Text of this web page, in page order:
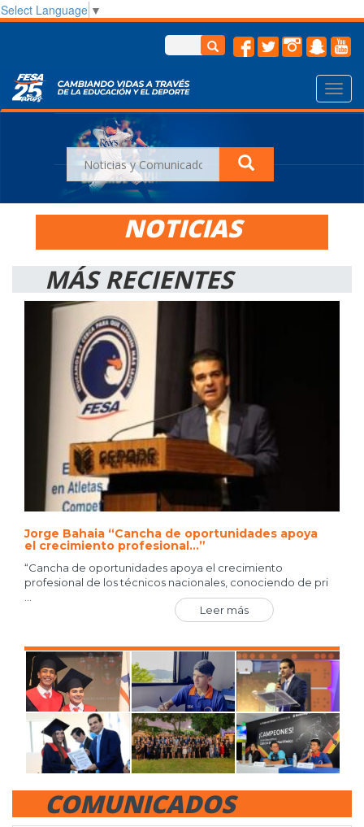
Select Language ▼
NOTICIAS
MÁS RECIENTES
Jorge Bahaia “Cancha de oportunidades apoya
el crecimiento profesional…”
“Cancha de oportunidades apoya el crecimiento
profesional de los técnicos nacionales, conociendo de pri
Leer más
COMUNICADOS